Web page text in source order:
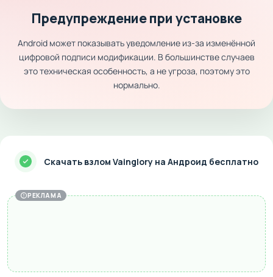
Предупреждение при установке
Android может показывать уведомление из-за изменённой
цифровой подписи модификации. В большинстве случаев
это техническая особенность, а не угроза, поэтому это
нормально.
Скачать взлом Vainglory на Андроид бесплатно
РЕКЛАМА